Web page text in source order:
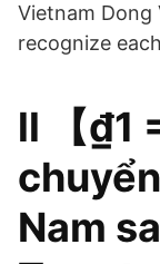
Vietnam Dong
recognize
ll 【₫1
Nam